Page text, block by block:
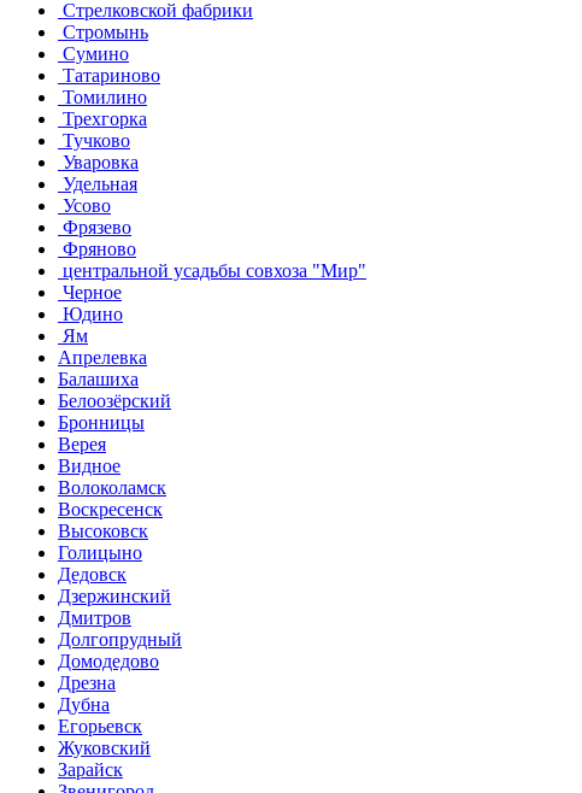
Стрелковской фабрики
Стромынь
Сумино
Татариново
Томилино
Трехгорка
Тучково
Уваровка
Удельная
Усово
Фрязево
Фряново
центральной усадьбы совхоза "Мир"
Черное
Юдино
Ям
Апрелевка
Балашиха
Белоозёрский
Бронницы
Верея
Видное
Волоколамск
Воскресенск
Высоковск
Голицыно
Дедовск
Дзержинский
Дмитров
Долгопрудный
Домодедово
Дрезна
Дубна
Егорьевск
Жуковский
Зарайск